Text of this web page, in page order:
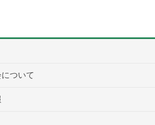
ついて